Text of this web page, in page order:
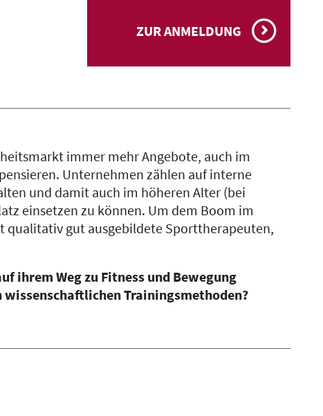
ZUR ANMELDUNG
immer mehr Angebote, auch im
Unternehmen zählen auf interne
und damit auch im höheren Alter (bei
einsetzen zu können. Um dem Boom im
qualitativ gut ausgebildete Sporttherapeuten,
ihrem Weg zu Fitness und Bewegung
Trainingsmethoden?